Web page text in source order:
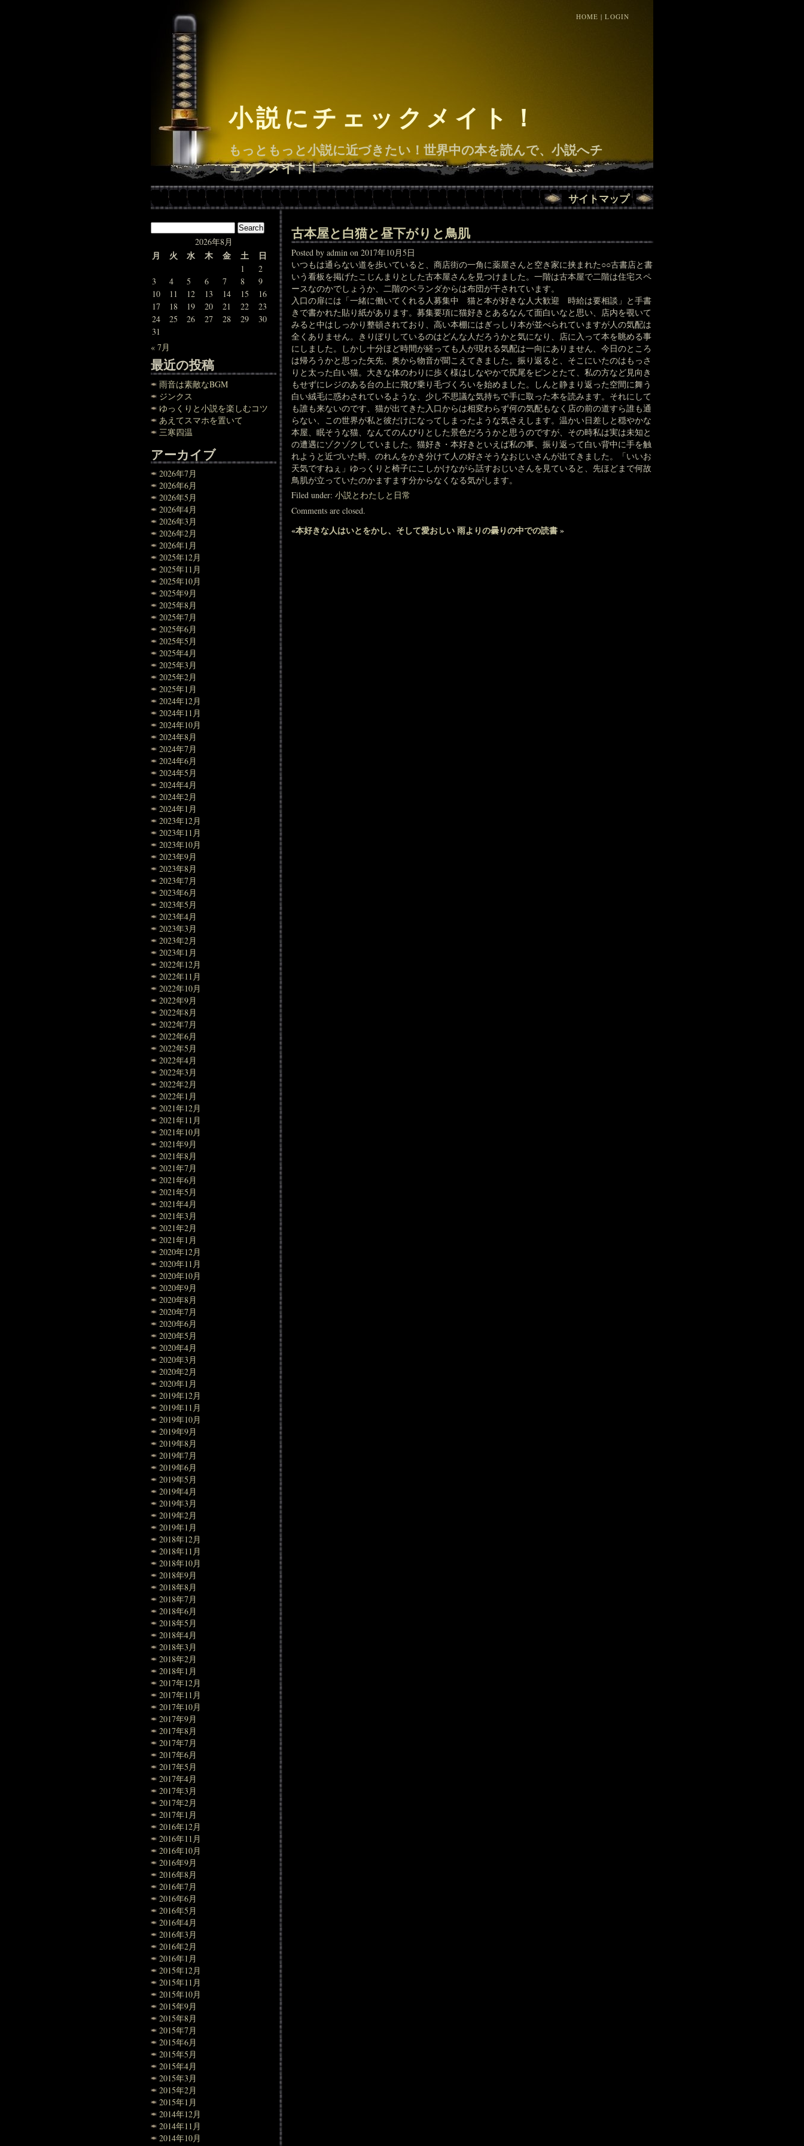
HOME |LOGIN
小説にチェックメイト！
もっともっと小説に近づきたい！世界中の本を読んで、小説へチ
ェックメイト！
サイトマップ
2026年8月
月 火 水 木 金 土 日
1
2
3
4 5 6 7 8
9
10
11 12 13 14 15
16
17
18 19 20 21 22
23
24
25 26 27 28 29
30
31
« 7月
最近の投稿
雨音は素敵なBGM
ジンクス
ゆっくりと小説を楽しむコツ
あえてスマホを置いて
三寒四温
アーカイブ
2026年7月
2026年6月
2026年5月
2026年4月
2026年3月
2026年2月
2026年1月
2025年12月
2025年11月
2025年10月
2025年9月
2025年8月
2025年7月
2025年6月
2025年5月
2025年4月
2025年3月
2025年2月
2025年1月
2024年12月
2024年11月
2024年10月
2024年8月
2024年7月
2024年6月
2024年5月
2024年4月
2024年2月
2024年1月
2023年12月
2023年11月
2023年10月
2023年9月
2023年8月
2023年7月
2023年6月
2023年5月
2023年4月
2023年3月
2023年2月
2023年1月
2022年12月
2022年11月
2022年10月
2022年9月
2022年8月
2022年7月
2022年6月
2022年5月
2022年4月
2022年3月
2022年2月
2022年1月
2021年12月
2021年11月
2021年10月
2021年9月
2021年8月
2021年7月
2021年6月
2021年5月
2021年4月
2021年3月
2021年2月
2021年1月
2020年12月
2020年11月
2020年10月
2020年9月
2020年8月
2020年7月
2020年6月
2020年5月
2020年4月
2020年3月
2020年2月
2020年1月
2019年12月
2019年11月
2019年10月
2019年9月
2019年8月
2019年7月
2019年6月
2019年5月
2019年4月
2019年3月
2019年2月
2019年1月
2018年12月
2018年11月
2018年10月
2018年9月
2018年8月
2018年7月
2018年6月
2018年5月
2018年4月
2018年3月
2018年2月
2018年1月
2017年12月
2017年11月
2017年10月
2017年9月
2017年8月
2017年7月
2017年6月
2017年5月
2017年4月
2017年3月
2017年2月
2017年1月
2016年12月
2016年11月
2016年10月
2016年9月
2016年8月
2016年7月
2016年6月
2016年5月
2016年4月
2016年3月
2016年2月
2016年1月
2015年12月
2015年11月
2015年10月
2015年9月
2015年8月
2015年7月
2015年6月
2015年5月
2015年4月
2015年3月
2015年2月
2015年1月
2014年12月
2014年11月
2014年10月
古本屋と白猫と昼下がりと鳥肌
Posted by admin on 2017年10月5日
いつもは通らない道を歩いていると、商店街の一角に薬屋さんと空き家に挟まれた○○古書店と書
いう看板を掲げたこじんまりとした古本屋さんを見つけました。一階は古本屋で二階は住宅スペ
ースなのかでしょうか、二階のベランダからは布団が干されています。
入口の扉には「一緒に働いてくれる人募集中 猫と本が好きな人大歓迎 時給は要相談」と手書
きで書かれた貼り紙があります。募集要項に猫好きとあるなんて面白いなと思い、店内を覗いて
みると中はしっかり整頓されており、高い本棚にはぎっしり本が並べられていますが人の気配は
全くありません。きりぼりしているのはどんな人だろうかと気になり、店に入って本を眺める事
にしました。しかし十分ほど時間が経っても人が現れる気配は一向にありません、今日のところ
は帰ろうかと思った矢先、奥から物音が聞こえてきました。振り返ると、そこにいたのはもっさ
りと太った白い猫。大きな体のわりに歩く様はしなやかで尻尾をピンとたて、私の方など見向き
もせずにレジのある台の上に飛び乗り毛づくろいを始めました。しんと静まり返った空間に舞う
白い絨毛に惑わされているような、少し不思議な気持ちで手に取った本を読みます。それにして
も誰も来ないのです、猫が出てきた入口からは相変わらず何の気配もなく店の前の道すら誰も通
らない、この世界が私と彼だけになってしまったような気さえします。温かい日差しと穏やかな
本屋、眠そうな猫、なんてのんびりとした景色だろうかと思うのですが、その時私は実は未知と
の遭遇にゾクゾクしていました。猫好き・本好きといえば私の事、振り返って白い背中に手を触
れようと近づいた時、のれんをかき分けて人の好さそうなおじいさんが出てきました。「いいお
天気ですねぇ」ゆっくりと椅子にこしかけながら話すおじいさんを見ていると、先ほどまで何故
鳥肌が立っていたのかますます分からなくなる気がします。
Filed under:小説とわたしと日常
Comments are closed.
«本好きな人はいとをかし、そして愛おしい 雨よりの曇りの中での読書»